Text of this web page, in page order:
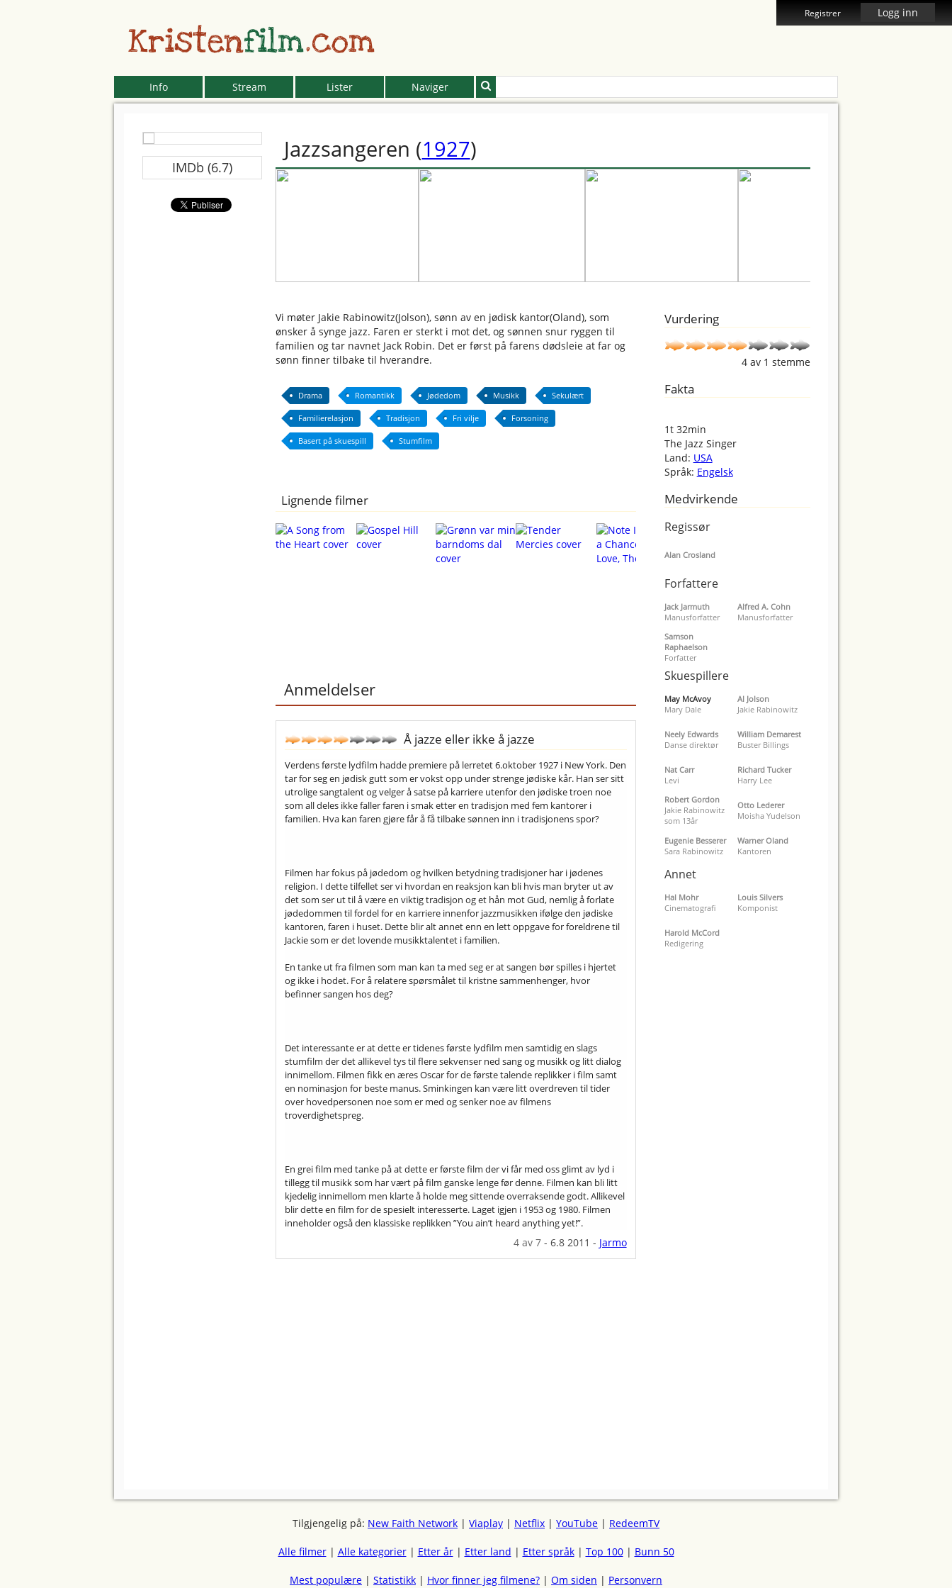
Registrer Logg inn
Kristenfilm.com
Info Stream Lister Naviger
IMDb (6.7)
Jazzsangeren (1927)
Vi møter Jakie Rabinowitz(Jolson), sønn av en jødisk kantor(Oland), som
ønsker å synge jazz. Faren er sterkt i mot det, og sønnen snur ryggen til
familien og tar navnet Jack Robin. Det er først på farens dødsleie at far og
sønn finner tilbake til hverandre.
Drama Romantikk Jødedom Musikk Sekulært
Familierelasjon Tradisjon Fri vilje Forsoning
Basert på skuespill Stumfilm
Vurdering
4 av 1 stemme
Fakta
1t 32min
The Jazz Singer
Land: USA
Språk: Engelsk
Medvirkende
Regissør
Alan Crosland
Forfattere
Jack Jarmuth
Manusforfatter
Alfred A. Cohn
Manusforfatter
Samson
Raphaelson
Forfatter
Skuespillere
May McAvoy
Mary Dale
Al Jolson
Jakie Rabinowitz
Neely Edwards
Danse direktør
William Demarest
Buster Billings
Nat Carr
Levi
Richard Tucker
Harry Lee
Robert Gordon
Jakie Rabinowitz
som 13år
Otto Lederer
Moisha Yudelson
Eugenie Besserer
Sara Rabinowitz
Warner Oland
Kantoren
Annet
Hal Mohr
Cinematografi
Louis Silvers
Komponist
Harold McCord
Redigering
Lignende filmer
Anmeldelser
Å jazze eller ikke å jazze
Verdens første lydfilm hadde premiere på lerretet 6.oktober 1927 i New York. Den
tar for seg en jødisk gutt som er vokst opp under strenge jødiske kår. Han ser sitt
utrolige sangtalent og velger å satse på karriere utenfor den jødiske troen noe
som all deles ikke faller faren i smak etter en tradisjon med fem kantorer i
familien. Hva kan faren gjøre får å få tilbake sønnen inn i tradisjonens spor?
Filmen har fokus på jødedom og hvilken betydning tradisjoner har i jødenes
religion. I dette tilfellet ser vi hvordan en reaksjon kan bli hvis man bryter ut av
det som ser ut til å være en viktig tradisjon og et hån mot Gud, nemlig å forlate
jødedommen til fordel for en karriere innenfor jazzmusikken ifølge den jødiske
kantoren, faren i huset. Dette blir alt annet enn en lett oppgave for foreldrene til
Jackie som er det lovende musikktalentet i familien.
En tanke ut fra filmen som man kan ta med seg er at sangen bør spilles i hjertet
og ikke i hodet. For å relatere spørsmålet til kristne sammenhenger, hvor
befinner sangen hos deg?
Det interessante er at dette er tidenes første lydfilm men samtidig en slags
stumfilm der det allikevel tys til flere sekvenser ned sang og musikk og litt dialog
innimellom. Filmen fikk en æres Oscar for de første talende replikker i film samt
en nominasjon for beste manus. Sminkingen kan være litt overdreven til tider
over hovedpersonen noe som er med og senker noe av filmens
troverdighetspreg.
En grei film med tanke på at dette er første film der vi får med oss glimt av lyd i
tillegg til musikk som har vært på film ganske lenge før denne. Filmen kan bli litt
kjedelig innimellom men klarte å holde meg sittende overraksende godt. Allikevel
blir dette en film for de spesielt interesserte. Laget igjen i 1953 og 1980. Filmen
inneholder også den klassiske replikken ”You ain’t heard anything yet!”.
4av 7- 6.8 2011 - Jarmo
Tilgjengelig på: New Faith Network | Viaplay | Netflix | YouTube | RedeemTV
Alle filmer| Alle kategorier| Etter år| Etter land | Etter språk| Top 100| Bunn 50
Mest populære | Statistikk | Hvor finner jeg filmene? | Om siden | Personvern